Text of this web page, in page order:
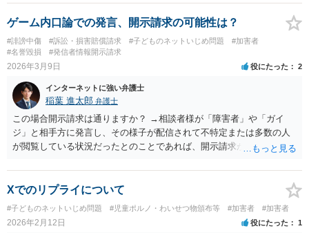
いいでしょうか？ →法的になにか問題があるわけではありませんが、
相手方に弁護士費用の支出をさせることになりますので、相手方が減
額交渉に応じづらくなる可能性があるでしょう。 鬼沢先生御指摘のと
おり、相談者様におかれて納得できない金額であれば、その旨お伝え
になればと存じます。今後の交渉の進め方などについて、相談者様に
ゲーム内口論での発言、開示請求の可能性は？
#誹謗中傷 #訴訟・損害賠償請求 #子どものネットいじめ問題
#加害者
#名誉毀損
#発信者情報開示請求
2026年3月9日 役にたった 2
インターネットに強い弁護士
稲葉 進太郎 弁護士
この場合開示請求は通りますか？ →相談者様が「障害者」や「ガイ
ジ」と相手方に発言し、その様子が配信されて不特定または多数の人
が閲覧している状況だったとのことであれば、開示請求が通る可能性
いでしょう。意見照会書が届きましたら、弁護士にご相談いただけれ
ばと存じます。 ただ、一般論として、開示請求を宣言する人は、実際
Xでのリプライについて
#子どものネットいじめ問題 #児童ポルノ・わいせつ物頒布等 #加害者 #加害者
2026年2月12日 役にたった 1